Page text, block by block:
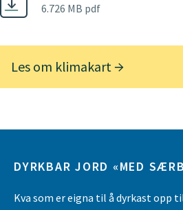
6.726 MB pdf
Les om klimakart
DYRKBAR JORD «MED
Kva som er eigna til å dyrkast opp